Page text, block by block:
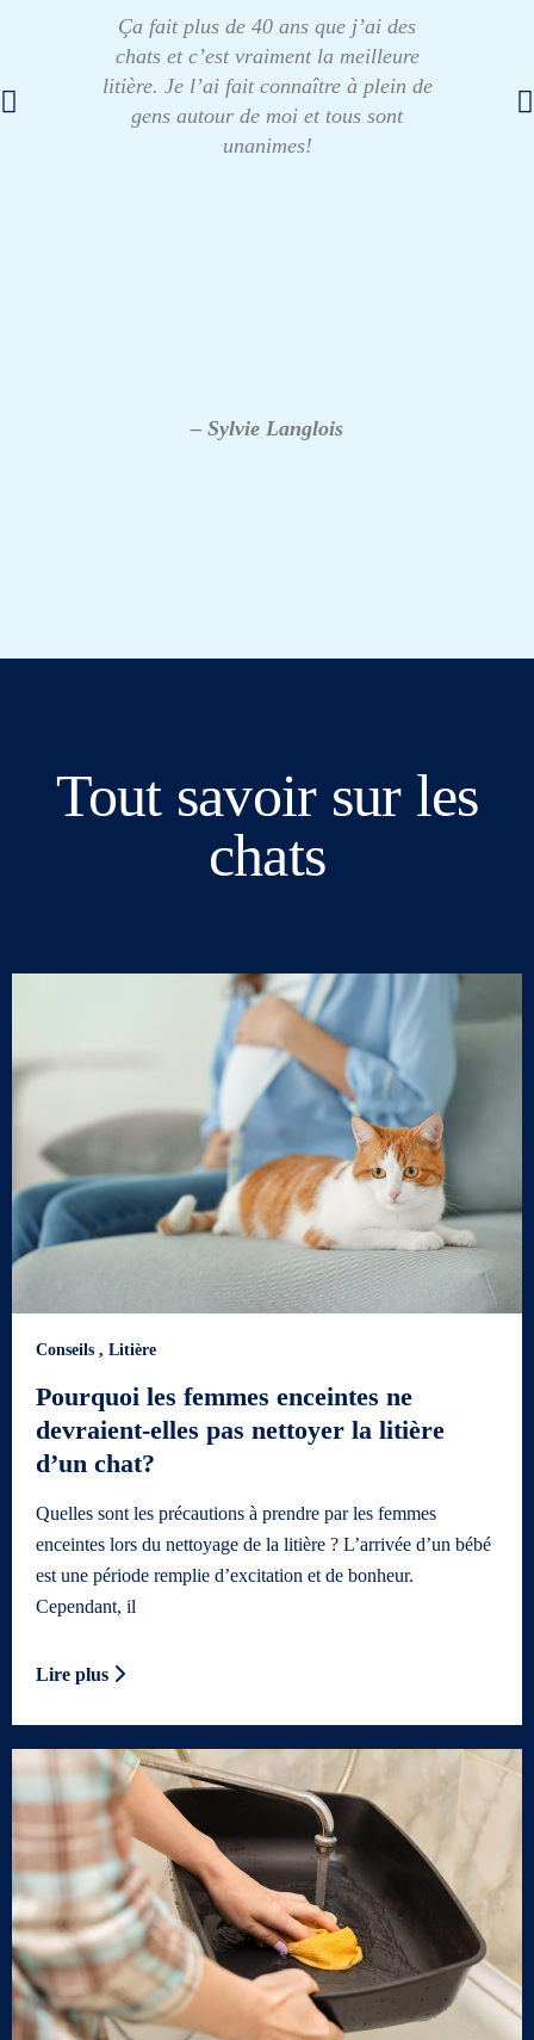
Ça fait plus de 40 ans que j’ai des
chats et c’est vraiment la meilleure
litière. Je l’ai fait connaître à plein de
gens autour de moi et tous sont
unanimes!
– Sylvie Langlois
Tout savoir sur les
chats
Conseils , Litière
Pourquoi les femmes enceintes ne
devraient-elles pas nettoyer la litière
d’un chat?
Quelles sont les précautions à prendre par les femmes
enceintes lors du nettoyage de la litière ? L’arrivée d’un bébé
est une période remplie d’excitation et de bonheur.
Cependant, il
Lire plus